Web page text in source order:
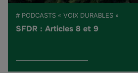
# PODCASTS « VOIX DURABLES »
SFDR : Articles 8 et 9